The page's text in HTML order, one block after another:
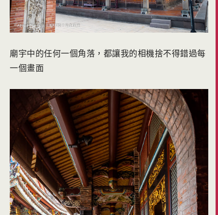
廟宇中的任何一個角落，都讓我的相機捨不得錯過每
一個畫面